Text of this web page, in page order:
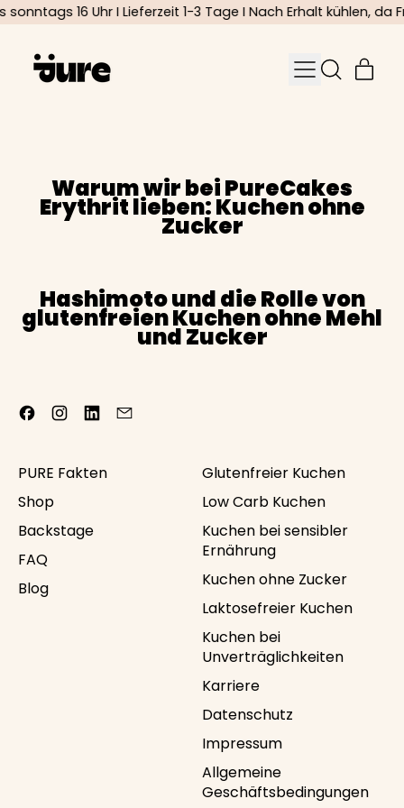
16 Uhr I Lieferzeit 1-3 Tage I Nach Erhalt kühlen,
Menu
unsere
Warum wir bei PureCakes
Erythrit lieben: Kuchen ohne
Zucker
Hashimoto und die Rolle von
glutenfreien Kuchen ohne Mehl
und Zucker
FacebookInstagram
LinkedIn
PURE Fakten
Shop
Backstage
FAQ
Blog
Glutenfreier Kuchen
Low Carb Kuchen
Kuchen bei sensibler
Ernährung
Kuchen ohne Zucker
Laktosefreier Kuchen
Kuchen bei
Unverträglichkeiten
Karriere
Datenschutz
Impressum
Allgemeine
Geschäftsbedingungen